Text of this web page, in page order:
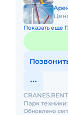
Показать еще
Обновлено
CRANES.RENT
Парк техники: